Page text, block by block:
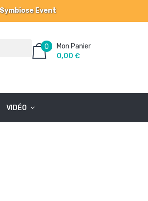
Symbiose Event
Mon Panier
0
0,00 €
VIDÉO